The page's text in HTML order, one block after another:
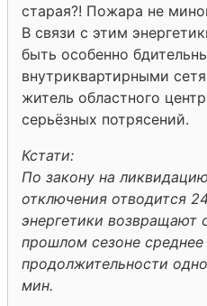
старая?! Пожара не
В связи с этим
быть особенно
внутриквартирными
житель областного
серьёзных потрясений.
Кстати:
По закону на
отключения отводится
энергетики возвращают
прошлом сезоне
продолжительности
мин.